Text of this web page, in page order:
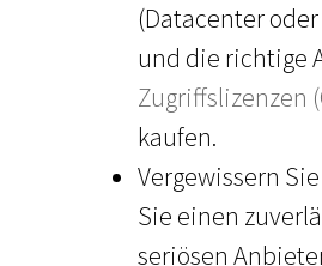
(Datacenter
und die richtige
Zugriffslizenzen
kaufen.
Vergewissern
Sie einen
seriösen